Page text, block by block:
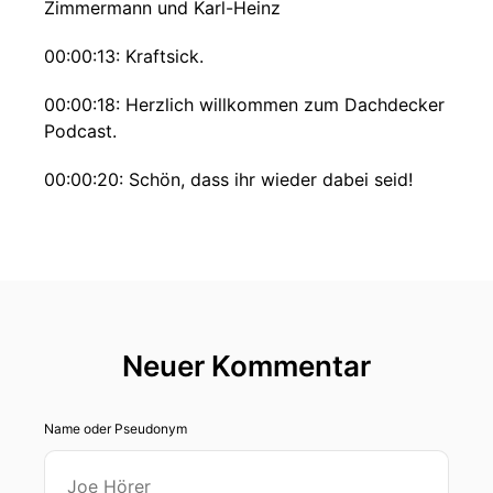
Zimmermann und Karl-Heinz
00:00:13: Kraftsick.
00:00:18: Herzlich willkommen zum Dachdecker
Podcast.
00:00:20: Schön, dass ihr wieder dabei seid!
00:00:30: heute ein Kollegen mit echtem
Herzblut für das Dachdäckerhandwerk.
00:00:34: Mit seinem Können weit über den
eigenen Türkkirchturm hinaus bekannt sogar
europawendig oder weltweit der sich auch
Neuer Kommentar
Name oder Pseudonym